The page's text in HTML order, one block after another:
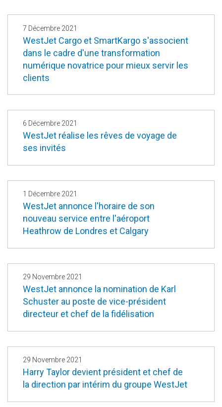
7 Décembre 2021
WestJet Cargo et SmartKargo s'associent
dans le cadre d'une transformation
numérique novatrice pour mieux servir les
clients
6 Décembre 2021
WestJet réalise les rêves de voyage de
ses invités
1 Décembre 2021
WestJet annonce l'horaire de son
nouveau service entre l'aéroport
Heathrow de Londres et Calgary
29 Novembre 2021
WestJet annonce la nomination de Karl
Schuster au poste de vice-président
directeur et chef de la fidélisation
29 Novembre 2021
Harry Taylor devient président et chef de
la direction par intérim du groupe WestJet